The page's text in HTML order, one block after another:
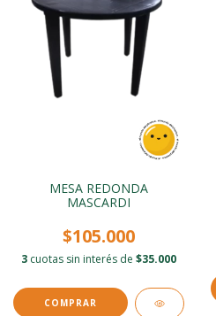
MESA REDONDA
MASCARDI
$105.000
3 cuotas sin interés de $35.000